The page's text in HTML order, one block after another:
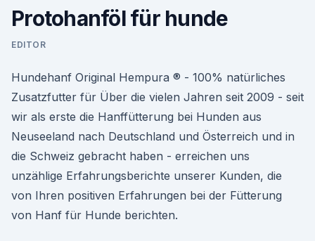
Protohanföl für hunde
EDITOR
Hundehanf Original Hempura ® - 100% natürliches
Zusatzfutter für Über die vielen Jahren seit 2009 - seit
wir als erste die Hanffütterung bei Hunden aus
Neuseeland nach Deutschland und Österreich und in
die Schweiz gebracht haben - erreichen uns
unzählige Erfahrungsberichte unserer Kunden, die
von Ihren positiven Erfahrungen bei der Fütterung
von Hanf für Hunde berichten.